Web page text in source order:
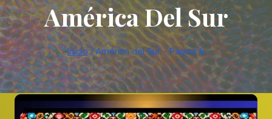
América Del Sur
Inicio / América del Sur- Página 6